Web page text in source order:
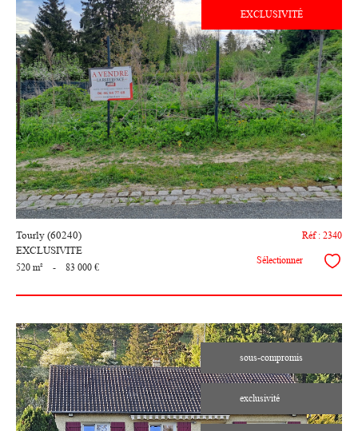
EXCLUSIVITÉ
voir le
bien
Tourly (60240)
EXCLUSIVITE
Réf : 2340
520 m² - 83 000 €
Sélectionner
sous-compromis
exclusivité
voir le